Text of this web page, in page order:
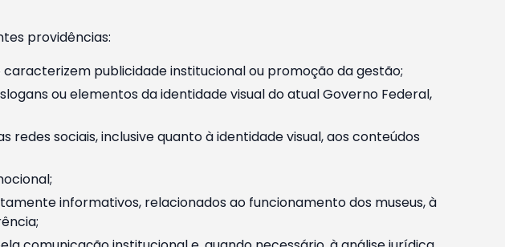
providências:
publicidade institucional ou promoção da gestão;
ou elementos da identidade visual do atual Governo Federal,
sociais, inclusive quanto à identidade visual, aos conteúdos
informativos, relacionados ao funcionamento dos museus, à